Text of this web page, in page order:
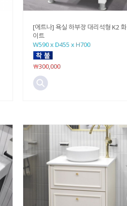
[에트나] 욕실 하부장 대리석형 K2 화
이트
W590 x D455 x H700
￦300,000